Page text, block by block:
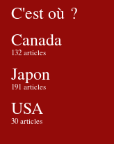
C'est où ?
Canada
132 articles
Japon
191 articles
USA
30 articles